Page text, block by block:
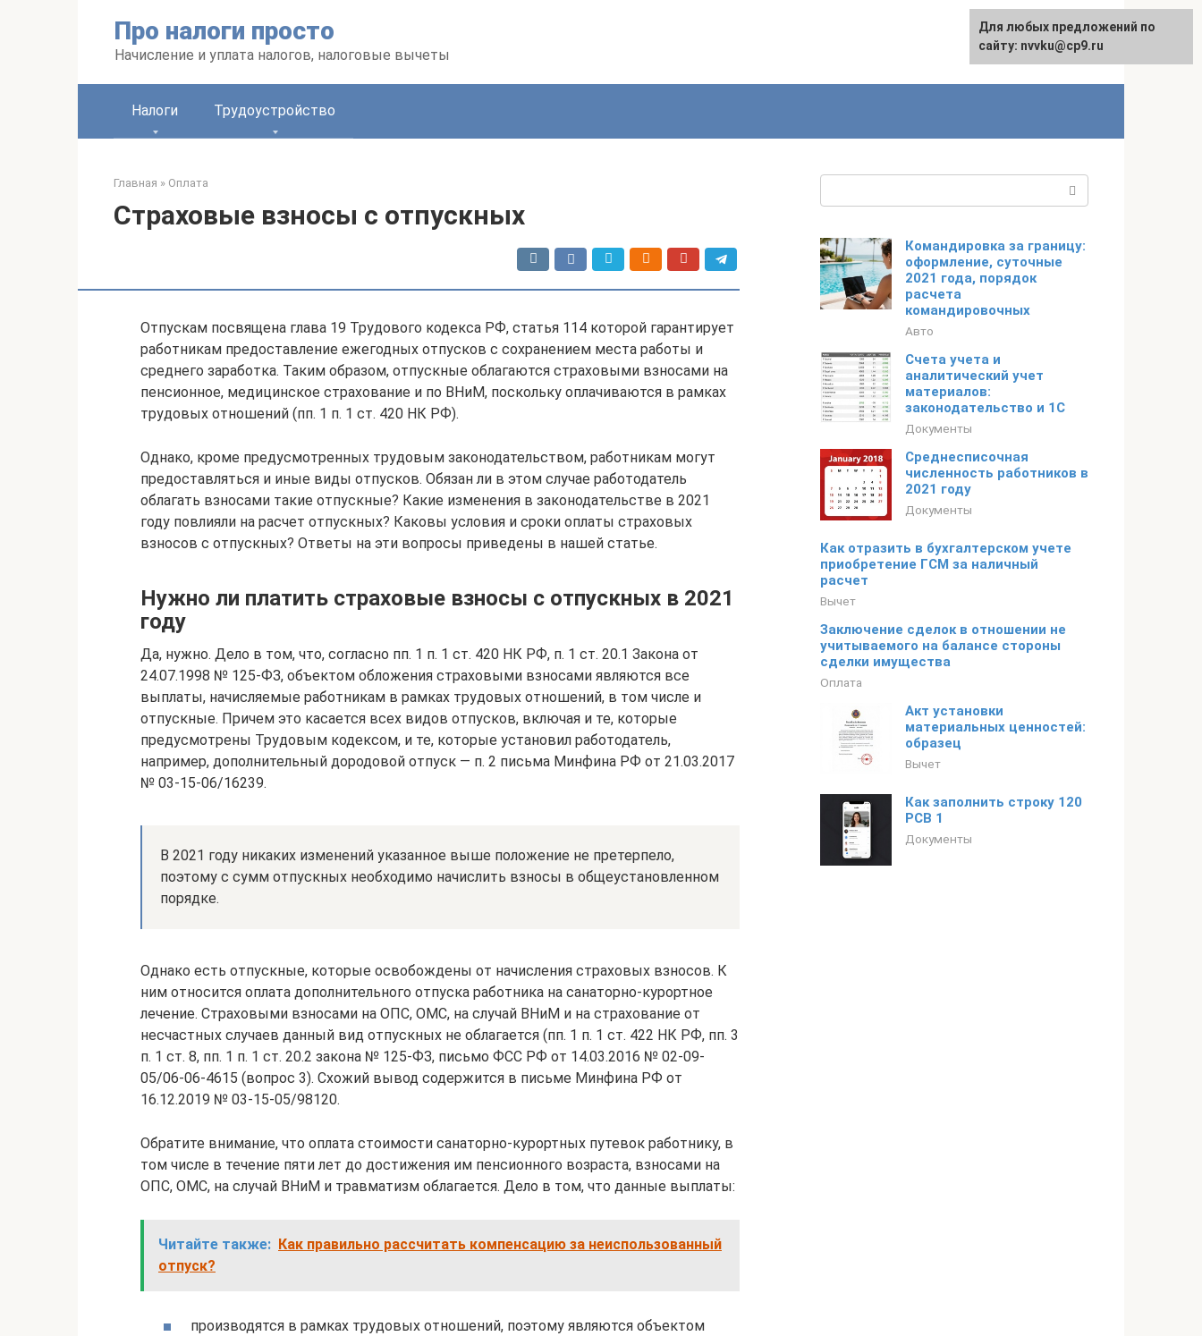
Про налоги просто
Начисление и уплата налогов, налоговые вычеты
English
Налоги Трудоустройство
Главная » Оплата
Страховые взносы с отпускных
Отпускам посвящена глава 19 Трудового кодекса РФ, статья 114 которой гарантирует
работникам предоставление ежегодных отпусков с сохранением места работы и
среднего заработка. Таким образом, отпускные облагаются страховыми взносами на
пенсионное, медицинское страхование и по ВНиМ, поскольку оплачиваются в рамках
трудовых отношений (пп. 1 п. 1 ст. 420 НК РФ).
Однако, кроме предусмотренных трудовым законодательством, работникам могут
предоставляться и иные виды отпусков. Обязан ли в этом случае работодатель
облагать взносами такие отпускные? Какие изменения в законодательстве в 2021
году повлияли на расчет отпускных? Каковы условия и сроки оплаты страховых
взносов с отпускных? Ответы на эти вопросы приведены в нашей статье.
Нужно ли платить страховые взносы с отпускных в 2021
году
Да, нужно. Дело в том, что, согласно пп. 1 п. 1 ст. 420 НК РФ, п. 1 ст. 20.1 Закона от
24.07.1998 № 125-ФЗ, объектом обложения страховыми взносами являются все
выплаты, начисляемые работникам в рамках трудовых отношений, в том числе и
отпускные. Причем это касается всех видов отпусков, включая и те, которые
предусмотрены Трудовым кодексом, и те, которые установил работодатель,
например, дополнительный дородовой отпуск — п. 2 письма Минфина РФ от 21.03.2017
№ 03-15-06/16239.
В 2021 году никаких изменений указанное выше положение не претерпело,
поэтому с сумм отпускных необходимо начислить взносы в общеустановленном
порядке.
Однако есть отпускные, которые освобождены от начисления страховых взносов. К
ним относится оплата дополнительного отпуска работника на санаторно-курортное
лечение. Страховыми взносами на ОПС, ОМС, на случай ВНиМ и на страхование от
несчастных случаев данный вид отпускных не облагается (пп. 1 п. 1 ст. 422 НК РФ, пп. 3
п. 1 ст. 8, пп. 1 п. 1 ст. 20.2 закона № 125-ФЗ, письмо ФСС РФ от 14.03.2016 № 02-09-
05/06-06-4615 (вопрос 3). Схожий вывод содержится в письме Минфина РФ от
16.12.2019 № 03-15-05/98120.
Обратите внимание, что оплата стоимости санаторно-курортных путевок работнику, в
том числе в течение пяти лет до достижения им пенсионного возраста, взносами на
ОПС, ОМС, на случай ВНиМ и травматизм облагается. Дело в том, что данные выплаты:
Читайте также: Как правильно рассчитать компенсацию за неиспользованный
отпуск?
производятся в рамках трудовых отношений, поэтому являются объектом
Командировка за границу:
оформление, суточные
2021 года, порядок
расчета
командировочных
Авто
Счета учета и
аналитический учет
материалов:
законодательство и 1С
Документы
Среднесписочная
численность работников в
2021 году
Документы
Как отразить в бухгалтерском учете
приобретение ГСМ за наличный
расчет
Вычет
Заключение сделок в отношении не
учитываемого на балансе стороны
сделки имущества
Оплата
Акт установки
материальных ценностей:
образец
Вычет
Как заполнить строку 120
РСВ 1
Документы
Для любых предложений по
сайту: nvvku@cp9.ru